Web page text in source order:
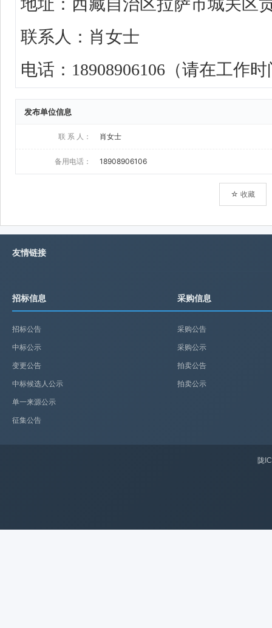
发布单位信息
联 系 人： 肖女士
备用电话： 18908906106
☆ 收藏
友情链接
招标信息
招标公告
中标公示
变更公告
中标候选人公示
单一来源公示
征集公告
采购信息
采购公告
采购公示
拍卖公告
拍卖公示
陇